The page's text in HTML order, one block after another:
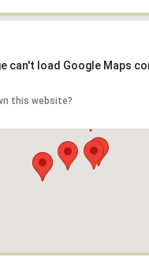
can't load Google Maps
this website?